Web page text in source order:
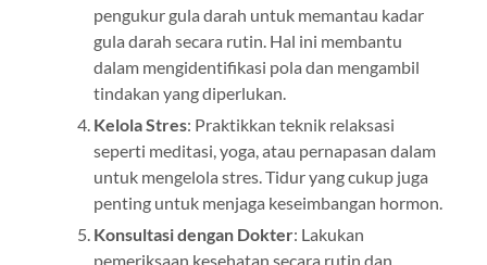
pengukur gula darah untuk memantau kadar
gula darah secara rutin. Hal ini membantu
dalam mengidentifikasi pola dan mengambil
tindakan yang diperlukan.
Kelola Stres: Praktikkan teknik relaksasi
seperti meditasi, yoga, atau pernapasan dalam
untuk mengelola stres. Tidur yang cukup juga
penting untuk menjaga keseimbangan hormon.
Konsultasi dengan Dokter: Lakukan
pemeriksaan kesehatan secara rutin dan